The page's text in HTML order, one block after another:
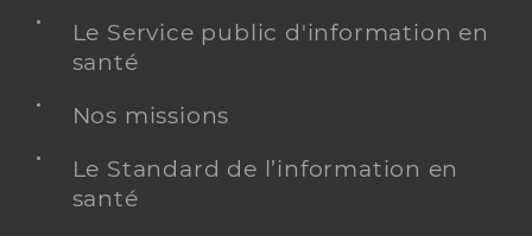
Le Service public d'information en
santé
Nos missions
Le Standard de l’information en
santé